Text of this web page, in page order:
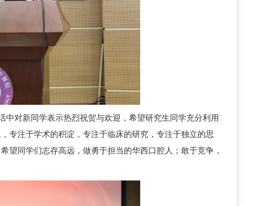
对新同学表示热烈祝贺与欢迎，希望研究生同学充分利用
专注于学术的积淀，专注于临床的研究，专注于独立的思
望同学们志存高远，做勇于担当的华西口腔人；敢于竞争，